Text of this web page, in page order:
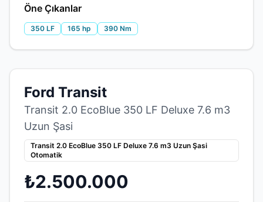
Öne Çıkanlar
350 LF 165 hp 390 Nm
Ford Transit
Transit 2.0 EcoBlue 350 LF Deluxe 7.6 m3
Uzun Şasi
Transit 2.0 EcoBlue 350 LF Deluxe 7.6 m3 Uzun Şasi
Otomatik
₺2.500.000